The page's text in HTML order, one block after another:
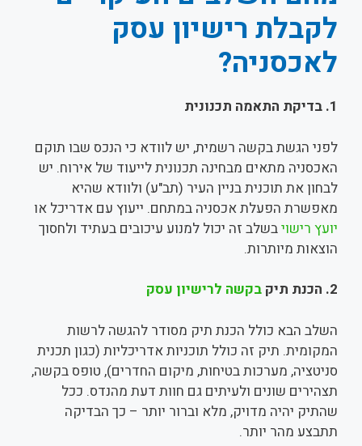
לקבלת רישיון עסק
לאכסניה?
1. בדיקת התאמה תכנונית
לפני הגשת בקשה רשמית, יש לוודא כי הנכס שבו תוקם
האכסניה מתאים מבחינה תכנונית לייעוד של אירוח. יש
לבחון את תוכנית בניין העיר (תב"ע) ולוודא שהיא
מאפשרת הפעלת אכסניה במתחם. ייעוץ עם אדריכל או
יועץ רישויבשלב זה יכול למנוע עיכובים בעתיד ולחסוך
הוצאות מיותרות.
2. הכנת תיק בקשה לרישיון עסק
השלב הבא כולל הכנת תיק מסודר להגשה לרשות
המקומית. תיק זה כולל תוכניות אדריכליות (כגון תכנית
סניטציה, מערכות בטיחות, מיקום החדרים), טופס בקשה,
תצהירים שונים ולעיתים גם חוות דעת מהנדס. ככל
שהתיק יהיה מדויק, מלא וברור יותר – כך הבדיקה
תתבצע מהר יותר.